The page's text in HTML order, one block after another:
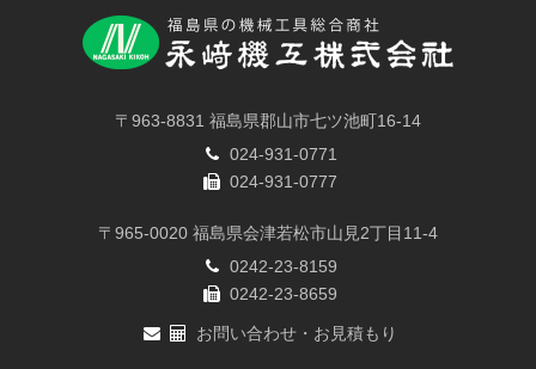
〒963-8831 福島県郡山市七ツ池町16-14
024-931-0771
024-931-0777
〒965-0020 福島県会津若松市山見2丁目11-4
0242-23-8159
0242-23-8659
お問い合わせ・お見積もり